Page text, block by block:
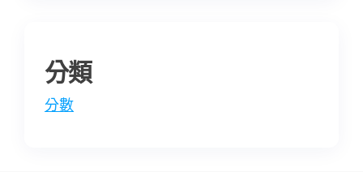
分類
分數